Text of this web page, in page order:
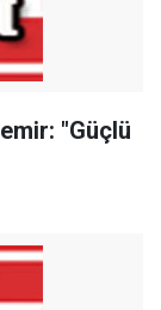
"Güçlü